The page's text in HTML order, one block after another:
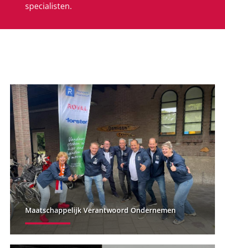
specialisten.
Maatschappelijk Verantwoord Ondernemen